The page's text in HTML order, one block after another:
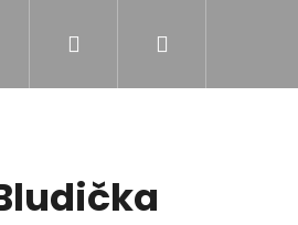
Kontakty
Přihlášení